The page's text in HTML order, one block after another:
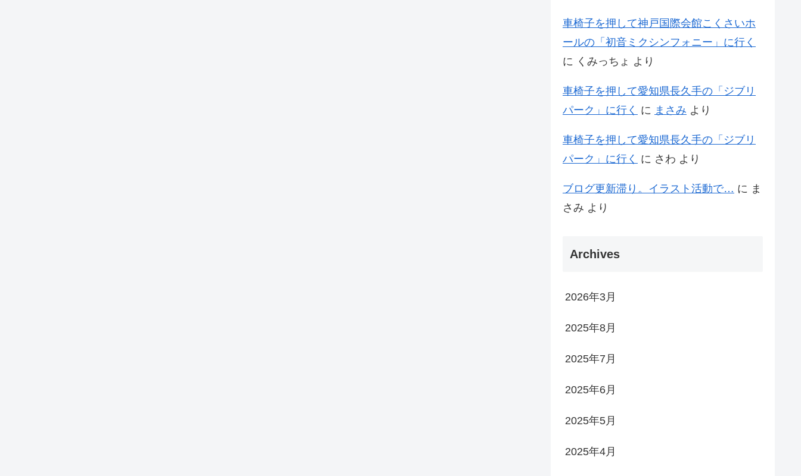
車椅子を押して神戸国際会館こくさいホ
ールの「初音ミクシンフォニー」に行く
に くみっちょ より
車椅子を押して愛知県長久手の「ジブリ
パーク」に行く に まさみ より
車椅子を押して愛知県長久手の「ジブリ
パーク」に行く に さわ より
ブログ更新滞り。イラスト活動で… に ま
さみ より
Archives
2026年3月
2025年8月
2025年7月
2025年6月
2025年5月
2025年4月